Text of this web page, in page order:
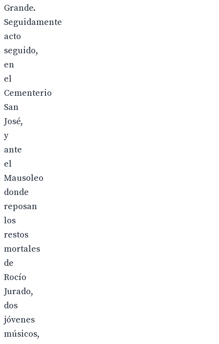
Grande.
Seguidamente
acto
seguido,
en
el
Cementerio
San
José,
y
ante
el
Mausoleo
donde
reposan
los
restos
mortales
de
Rocío
Jurado,
dos
jóvenes
músicos,